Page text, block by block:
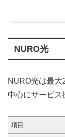
NURO光
NURO光は最大
中心にサービス
項目